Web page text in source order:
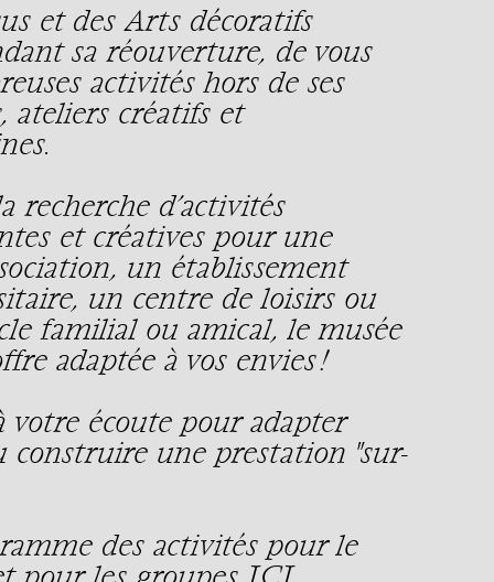
et des Arts décoratifs
sa réouverture, de vous
activités hors de ses
ateliers créatifs et
recherche d’activités
et créatives pour une
un établissement
un centre de loisirs ou
familial ou amical, le musée
adaptée à vos envies !
votre écoute pour adapter
construire une prestation "sur-
des activités pour le